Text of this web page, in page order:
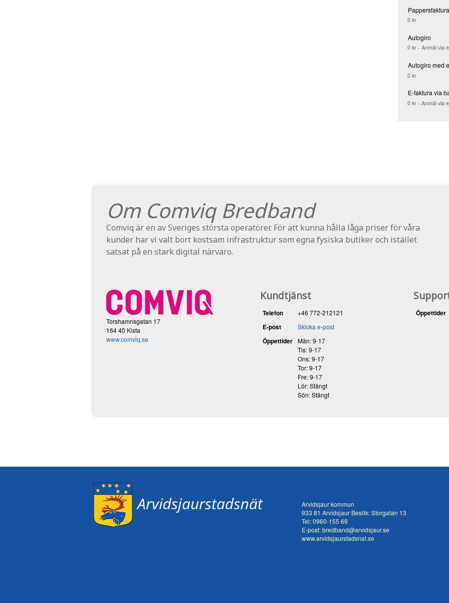
Pappersfaktura
0 kr
Autogiro
0 kr - Anmäl via
Autogiro med
0 kr
E-faktura via
0 kr - Anmäl via
Om Comviq Bredband
Comviq är en av Sveriges största operatörer. För att kunna hålla låga priser för våra
kunder har vi valt bort kostsam infrastruktur som egna fysiska butiker och istället
satsat på en stark digital närvaro.
Torshamnsgatan 17
164 40 Kista
www.comviq.se
Kundtjänst
Telefon +46 772-212121
E-post Skicka e-post
Öppettider
Mån: 9-17
Tis: 9-17
Ons: 9-17
Tor: 9-17
Fre: 9-17
Lör: Stängt
Sön: Stängt
Öppettider
Arvidsjaur kommun
933 81 Arvidsjaur Besök: Storgatan 13
Tel:0960-155 69
E-post:bredband@arvidsjaur.se
www.arvidsjaurstadsnat.se